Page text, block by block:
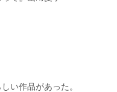
しい作品があった。